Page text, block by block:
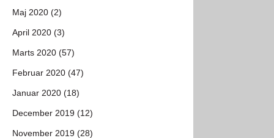
Maj 2020 (2)
April 2020 (3)
Marts 2020 (57)
Februar 2020 (47)
Januar 2020 (18)
December 2019 (12)
November 2019 (28)